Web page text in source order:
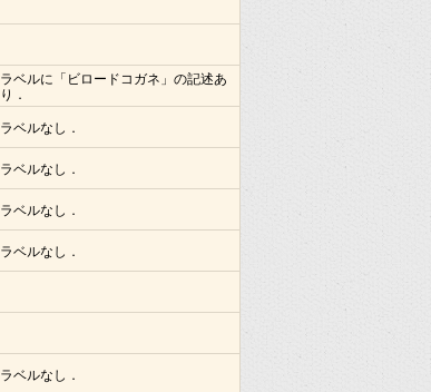
ラベルに「ビロードコガネ」の記述あ
り．
ラベルなし．
ラベルなし．
ラベルなし．
ラベルなし．
ラベルなし．